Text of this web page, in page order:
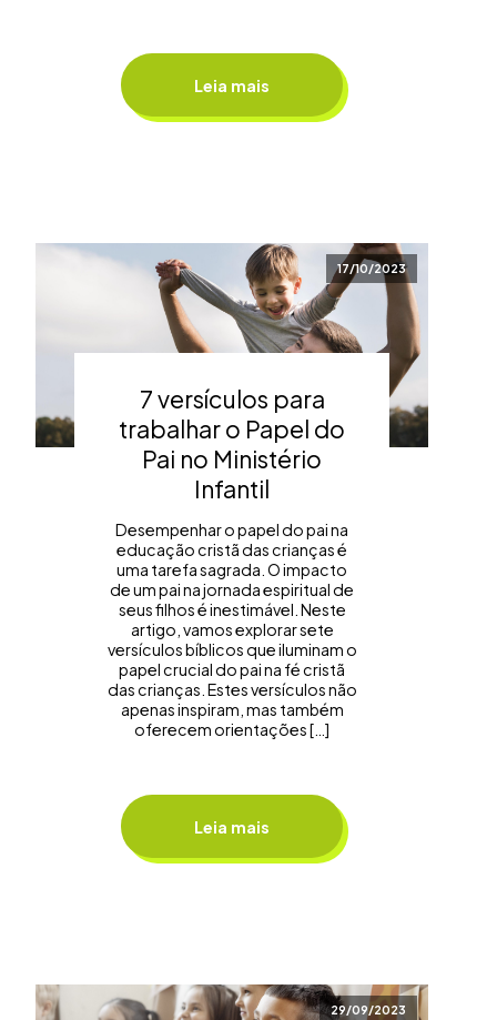
Leia mais
17/10/2023
7 versículos para
trabalhar o Papel do
Pai no Ministério
Infantil
Desempenhar o papel do pai na
educação cristã das crianças é
uma tarefa sagrada. O impacto
de um pai na jornada espiritual de
seus filhos é inestimável. Neste
artigo, vamos explorar sete
versículos bíblicos que iluminam o
papel crucial do pai na fé cristã
das crianças. Estes versículos não
apenas inspiram, mas também
oferecem orientações […]
Leia mais
29/09/2023